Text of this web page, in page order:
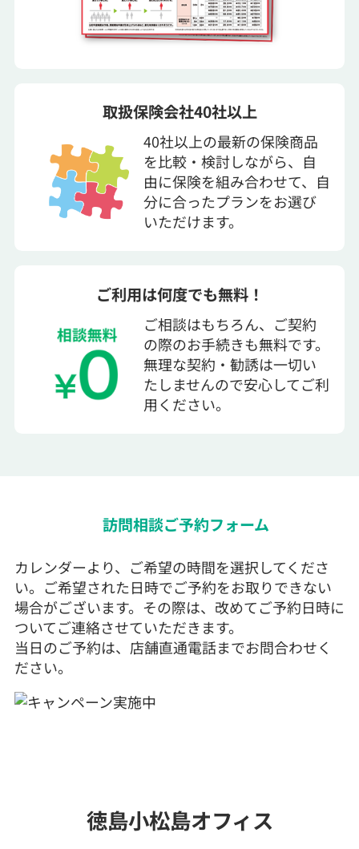
40社以上の最新の保険商品
を比較・検討しながら、自
由に保険を組み合わせて、自
分に合ったプランをお選び
いただけます。
取扱保険会社40社以上
ご相談はもちろん、ご契約
の際のお手続きも無料です。
無理な契約・勧誘は一切い
たしませんので安心してご利
用ください。
ご利用は何度でも無料！
徳島小松島オフィス
訪問相談ご予約フォーム
カレンダーより、ご希望の時間を選択してくださ
い。ご希望された日時でご予約をお取りできない
場合がございます。その際は、改めてご予約日時に
ついてご連絡させていただきます。
当日のご予約は、店舗直通電話までお問合わせく
ださい。